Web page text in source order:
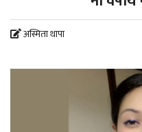
अस्मिता थापा